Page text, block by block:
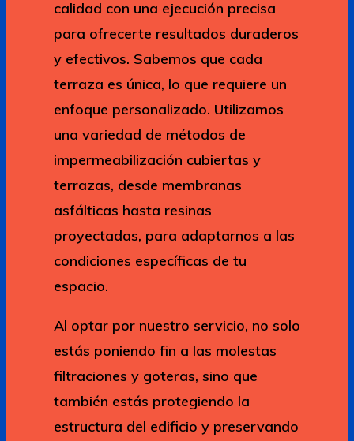
calidad con una ejecución precisa
para ofrecerte resultados duraderos
y efectivos. Sabemos que cada
terraza es única, lo que requiere un
enfoque personalizado. Utilizamos
una variedad de métodos de
impermeabilización cubiertas y
terrazas, desde membranas
asfálticas hasta resinas
proyectadas, para adaptarnos a las
condiciones específicas de tu
espacio.
Al optar por nuestro servicio, no solo
estás poniendo fin a las molestas
filtraciones y goteras, sino que
también estás protegiendo la
estructura del edificio y preservando